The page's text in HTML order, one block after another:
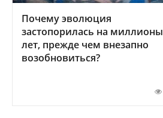
Почему эволюция
застопорилась на миллионы
лет, прежде чем внезапно
возобновиться?